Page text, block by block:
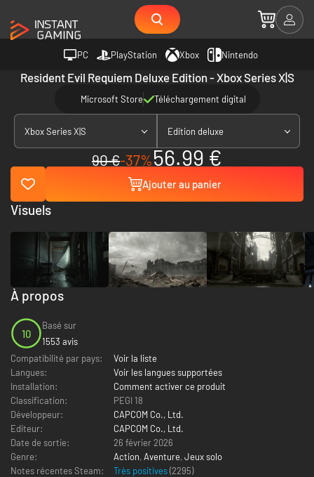
PC PlayStation Xbox Nintendo
Resident Evil Requiem Deluxe Edition - Xbox Series X|S
Microsoft Store Téléchargement digital
Xbox Series X|S Edition deluxe
90 €-37%56.99 €
Ajouter au panier
À propos
10
Basé sur
1553 avis
Compatibilité par pays:
Voir la liste
Langues:
Voir les langues supportées
Installation:
Comment activer ce produit
Classification:
PEGI 18
Développeur:
CAPCOM Co., Ltd.
Editeur:
CAPCOM Co., Ltd.
Date de sortie:
26 février 2026
Genre:
Action, Aventure, Jeux solo
Notes récentes Steam:
Très positives(2295)
Visuels